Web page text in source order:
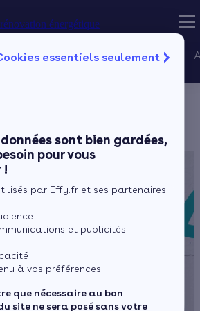
essentiels seulement
sont bien gardées,
pour vous
!
par Effy.fr et ses partenaires
et publicités
à vos préférences.
que nécessaire au bon
site ne sera posé sans votre
nous Presse
rénovation énergétique Nos services
énergétique